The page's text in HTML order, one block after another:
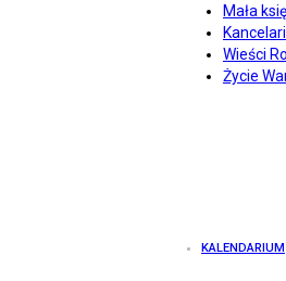
Mała
Wieści
Życie
KALENDARIUM